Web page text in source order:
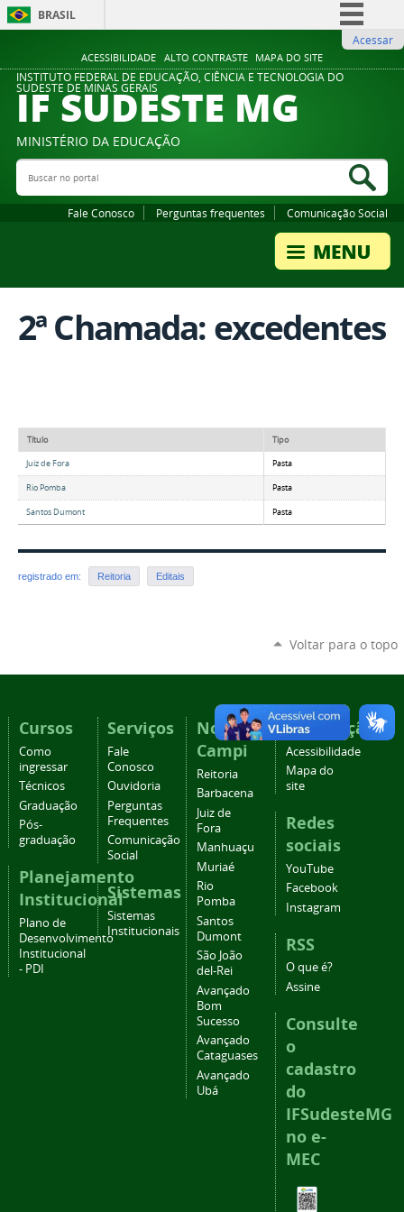
ACESSIBILIDADE ALTO CONTRASTE MAPA DO SITE
BRASIL
Comunica BR
Participe
Legislação
Acessar
INSTITUTO FEDERAL DE EDUCAÇÃO, CIÊNCIA E TECNOLOGIA DO
SUDESTE DE MINAS GERAIS
IF SUDESTE MG
MINISTÉRIO DA EDUCAÇÃO
Buscar no portal
Fale Conosco Perguntas frequentes Comunicação Social
2ª Chamada: excedentes
Título Tipo
Juiz de Fora Pasta
Rio Pomba Pasta
Santos Dumont Pasta
registrado em: Reitoria Editais
Voltar para o topo
Cursos
Como
ingressar
Técnicos
Graduação
Pós-
graduação
Planejamento
Institucional
Plano de
Desenvolvimento
Institucional
- PDI
Serviços
Fale
Conosco
Ouvidoria
Perguntas
Frequentes
Comunicação
Social
Sistemas
Sistemas
Institucionais
Nossos
Campi
Reitoria
Barbacena
Juiz de
Fora
Manhuaçu
Muriaé
Rio
Pomba
Santos
Dumont
São João
del-Rei
Avançado
Bom
Sucesso
Avançado
Cataguases
Avançado
Ubá
Navegação
Acessibilidade
Mapa do
site
Redes
sociais
YouTube
Facebook
Instagram
RSS
O que é?
Assine
Consulte
o
cadastro
do
IFSudesteMG
no e-
MEC